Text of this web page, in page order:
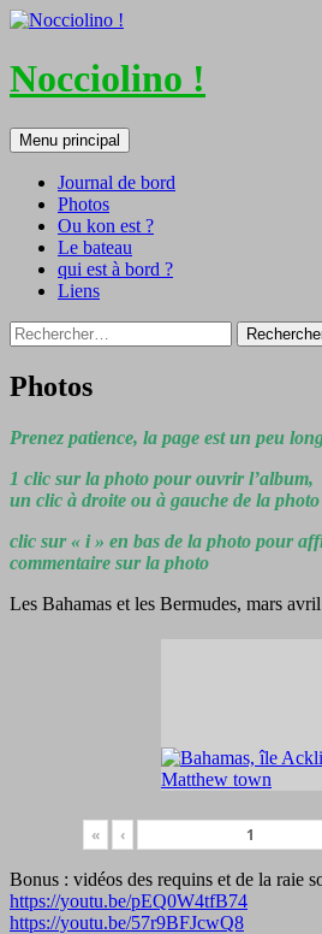
Nocciolino !
Recherche
Menu principal
Aller
au
contenu
Journal de bord
Photos
Ou kon est ?
Le bateau
qui est à bord ?
Liens
Rechercher :
Photos
Prenez patience, la page est un peu
1 clic sur la photo pour ouvrir l’album,
un clic à droite ou à gauche de la
clic sur « i » en bas de la photo pour
commentaire sur la photo
Les Bahamas et les Bermudes, mars
« ‹
Bonus : vidéos des requins et de la raie
https://youtu.be/pEQ0W4tfB74
https://youtu.be/57r9BFJcwQ8